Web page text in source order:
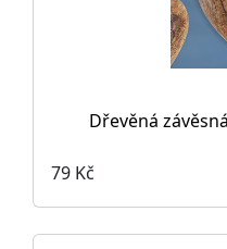
Dřevěná
79 Kč